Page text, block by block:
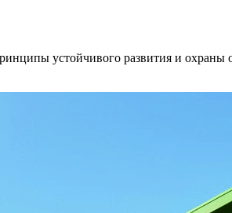
устойчивого развития и